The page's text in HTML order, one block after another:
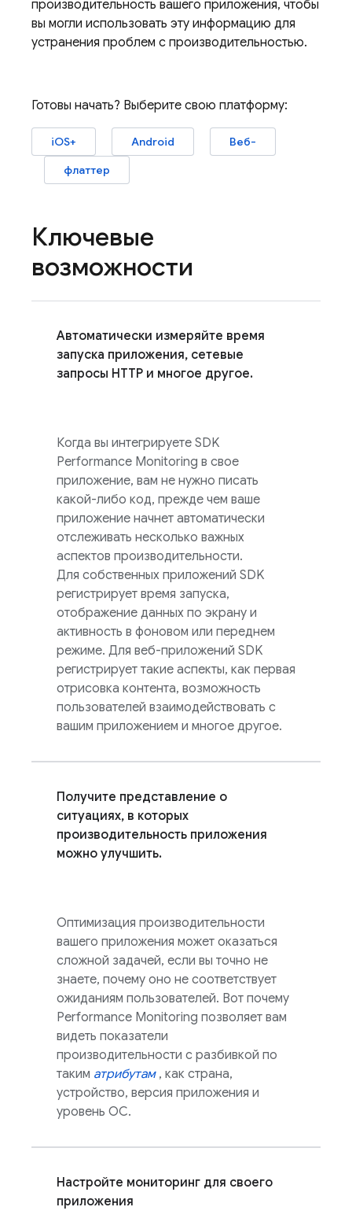
производительность вашего приложения, чтобы
вы могли использовать эту информацию для
устранения проблем с производительностью.
Готовы начать? Выберите свою платформу:
iOS+ Android
Веб-
флаттер
Ключевые
возможности
Автоматически измеряйте время
запуска приложения, сетевые
запросы HTTP и многое другое.
Когда вы интегрируете SDK
Performance Monitoring в свое
приложение, вам не нужно писать
какой-либо код, прежде чем ваше
приложение начнет автоматически
отслеживать несколько важных
аспектов производительности.
Для собственных приложений SDK
регистрирует время запуска,
отображение данных по экрану и
активность в фоновом или переднем
режиме. Для веб-приложений SDK
регистрирует такие аспекты, как первая
отрисовка контента, возможность
пользователей взаимодействовать с
вашим приложением и многое другое.
Получите представление о
ситуациях, в которых
производительность приложения
можно улучшить.
Оптимизация производительности
вашего приложения может оказаться
сложной задачей, если вы точно не
знаете, почему оно не соответствует
ожиданиям пользователей. Вот почему
Performance Monitoring позволяет вам
видеть показатели
производительности с разбивкой по
таким атрибутам, как страна,
устройство, версия приложения и
уровень ОС.
Настройте мониторинг для своего
приложения